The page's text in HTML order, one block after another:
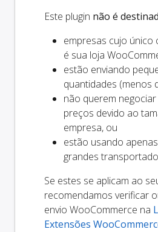
Este plugin não é
empresas cujo único
é sua loja
estão enviando
quantidades (menos
não querem
preços devido ao
empresa, ou
estão usando
grandes
Se estes se aplicam ao
recomendamos verificar
envio WooCommerce na
Extensões